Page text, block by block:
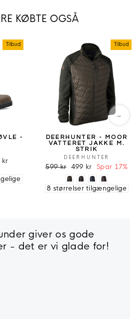
KØBTE OGSÅ
Tilbud
-
kr
Tilbud
DEERHUNTER - MOOR
VATTERET JAKKE M.
STRIK
DEERHUNTER
599 kr 499 kr Spar 17%
8 størrelser tilgængelige
→
giver os gode
- det er vi glade for!